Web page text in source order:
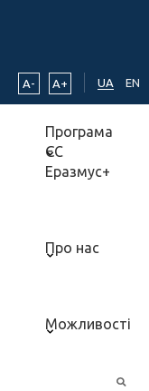
A- A+ UA EN
Програма
ЄС
Еразмус+
Про нас
Можливості